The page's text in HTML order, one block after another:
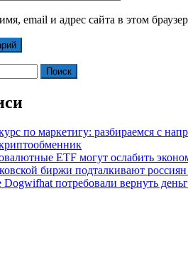
email и адрес сайта в этом
по маркетигу: разбираемся с
ETF могут ослабить
биржи подталкивают россиян
потребовали вернуть